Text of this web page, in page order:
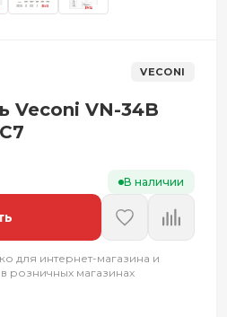
VECONI
Veconi VN-34B
В наличии
для интернет-магазина и
розничных магазинах